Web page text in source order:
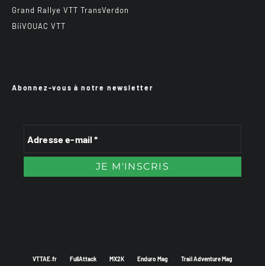
Grand Rallye VTT TransVerdon
BiiVOUAC VTT
Abonnez-vous à notre newsletter
VTTAE.fr FullAttack MX2K Enduro Mag Trail Adventure Mag